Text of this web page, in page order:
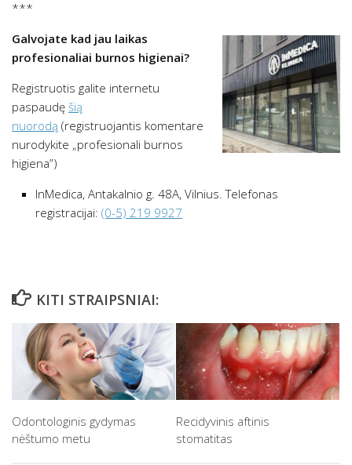
***
Galvojate kad jau laikas
profesionaliai burnos higienai?
Registruotis galite internetu
paspaudę šią
nuorodą (registruojantis komentare
nurodykite „profesionali burnos
higiena”)
InMedica, Antakalnio g. 48A, Vilnius. Telefonas
registracijai: (0-5) 219 9927
KITI STRAIPSNIAI:
Odontologinis gydymas
nėštumo metu
Recidyvinis aftinis
stomatitas